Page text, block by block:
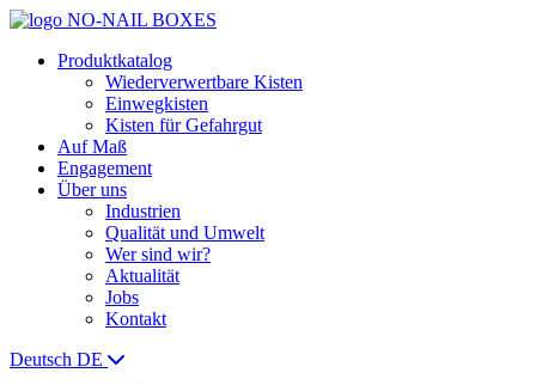
Produktkatalog
Wiederverwertbare Kisten
Einwegkisten
Kisten für Gefahrgut
Auf Maß
Engagement
Über uns
Industrien
Qualität und Umwelt
Wer sind wir?
Aktualität
Jobs
Kontakt
Deutsch DE